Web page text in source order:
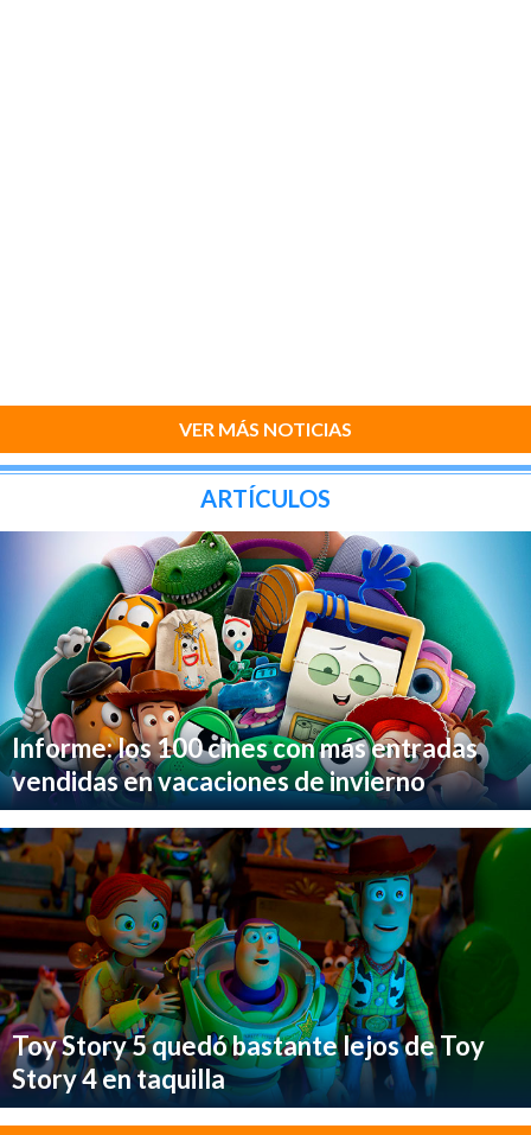
VER MÁS NOTICIAS
ARTÍCULOS
Informe: los 100 cines con más entradas
vendidas en vacaciones de invierno
Toy Story 5 quedó bastante lejos de Toy
Story 4 en taquilla